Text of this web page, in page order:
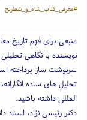
#معرفی_کتاب_شاه_و_شطرنج
منبعی برای فهم تاریخ
نویسنده با نگاهی
سرنوشت ساز پرداخته
تحلیل های ساده
المللی داشته باشید.
دکتر رئیسی نژاد،